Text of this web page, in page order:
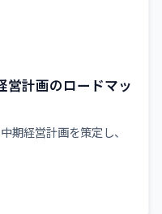
営計画のロードマッ
期経営計画を策定し、